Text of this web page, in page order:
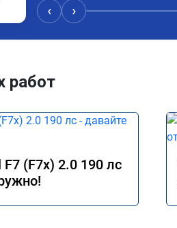
сертификат ао11462 ,знают
рекомендую 👍
‹ ›
работ
(F7x) 2.0 190 лс